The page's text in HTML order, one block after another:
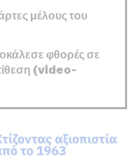
μέλους του
φθορές σε
(video-